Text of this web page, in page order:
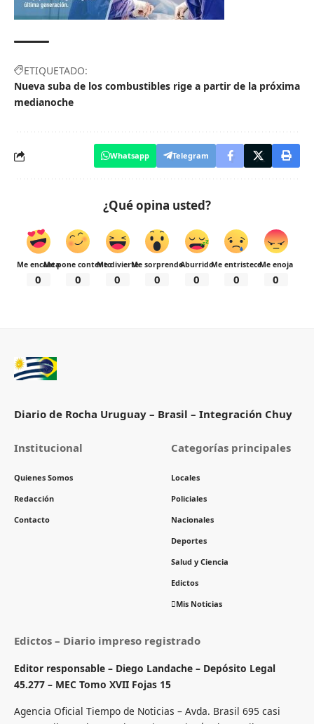
ETIQUETADO:
Nueva suba de los combustibles rige a partir de la próxima
medianoche
Whatsapp Telegram
¿Qué opina usted?
Me encanta
0
Me pone contento
0
Me divierte
0
Me sorprende
0
Aburrido
0
Me entristece
0
Me enoja
0
Diario de Rocha Uruguay – Brasil – Integración Chuy
Institucional
Quienes Somos
Redacción
Contacto
Categorías principales
Locales
Policiales
Nacionales
Deportes
Salud y Ciencia
Edictos
Mis Noticias
Edictos – Diario impreso registrado
Editor responsable – Diego Landache – Depósito Legal
45.277 – MEC Tomo XVII Fojas 15
Agencia Oficial Tiempo de Noticias – Avda. Brasil 695 casi